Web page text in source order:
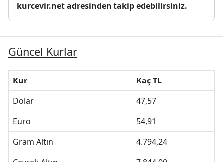
kurcevir.net adresinden takip edebilirsiniz.
Güncel Kurlar
Kur
Kaç TL
Dolar
47,57
Euro
54,91
Gram Altın
4.794,24